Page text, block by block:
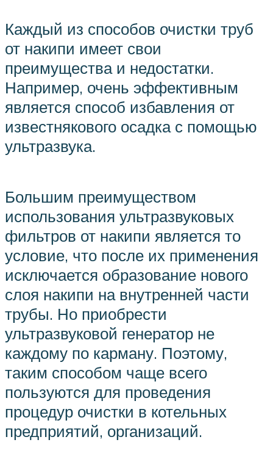
Каждый из способов очистки труб
от накипи имеет свои
преимущества и недостатки.
Например, очень эффективным
является способ избавления от
известнякового осадка с помощью
ультразвука.
Большим преимуществом
использования ультразвуковых
фильтров от накипи является то
условие, что после их применения
исключается образование нового
слоя накипи на внутренней части
трубы. Но приобрести
ультразвуковой генератор не
каждому по карману. Поэтому,
таким способом чаще всего
пользуются для проведения
процедур очистки в котельных
предприятий, организаций.